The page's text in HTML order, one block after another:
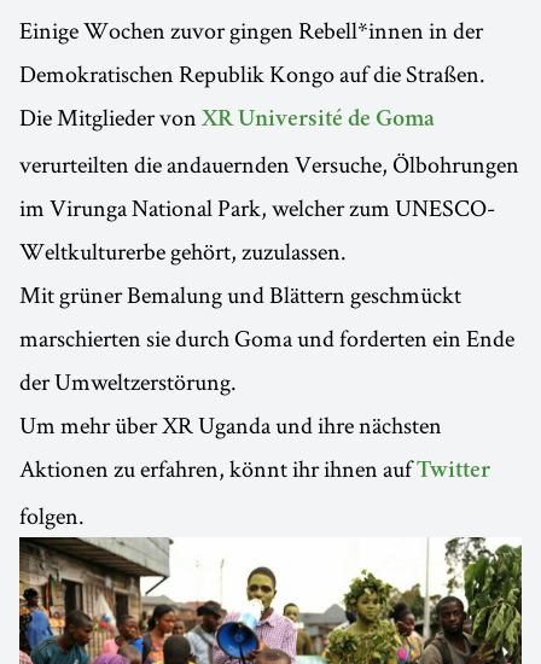
Einige Wochen zuvor gingen Rebell*innen in der
Demokratischen Republik Kongo auf die Straßen.
Die Mitglieder von XR Université de Goma
verurteilten die andauernden Versuche, Ölbohrungen
im Virunga National Park, welcher zum UNESCO-
Weltkulturerbe gehört, zuzulassen.
Mit grüner Bemalung und Blättern geschmückt
marschierten sie durch Goma und forderten ein Ende
der Umweltzerstörung.
Um mehr über XR Uganda und ihre nächsten
Aktionen zu erfahren, könnt ihr ihnen aufTwitter
folgen.